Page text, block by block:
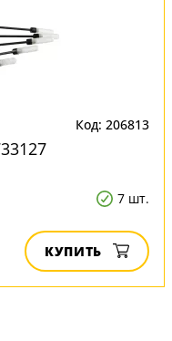
Код: 206813
7 шт.
КУПИТЬ